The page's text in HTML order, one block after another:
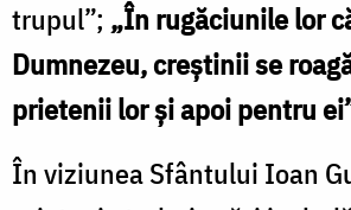
trupul”; „În rugăciunile lor
Dumnezeu, creștinii se
prietenii lor și apoi pentru
În viziunea Sfântului Ioan